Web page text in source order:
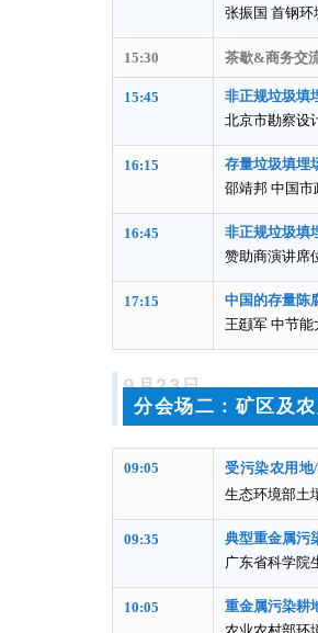
张振国 首钢
15:30 茶歇&商务交
15:45
非正规垃圾填
北京市勘察设
16:15
存量垃圾填埋
邵靖邦 中国
16:45
非正规垃圾填
赞助商演讲席
17:15
中国的存量陈
王颋军 中节
9月23日
分会场二： 矿区及
09:05
受污染农用
生态环境部土
09:35
典型重金属污
广东省科学院
10:05
重金属污染耕